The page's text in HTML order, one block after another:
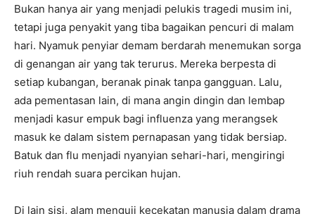
Bukan hanya air yang menjadi pelukis tragedi musim ini,
tetapi juga penyakit yang tiba bagaikan pencuri di malam
hari. Nyamuk penyiar demam berdarah menemukan sorga
di genangan air yang tak terurus. Mereka berpesta di
setiap kubangan, beranak pinak tanpa gangguan. Lalu,
ada pementasan lain, di mana angin dingin dan lembap
menjadi kasur empuk bagi influenza yang merangsek
masuk ke dalam sistem pernapasan yang tidak bersiap.
Batuk dan flu menjadi nyanyian sehari-hari, mengiringi
riuh rendah suara percikan hujan.
Di lain sisi, alam menguji kecekatan manusia dalam drama